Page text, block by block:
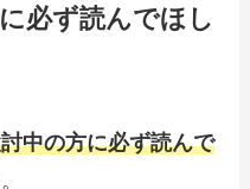
必ず読んでほし
中の方に必ず読んで